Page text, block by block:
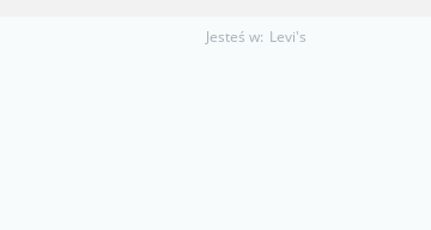
Jesteś w: Levi's